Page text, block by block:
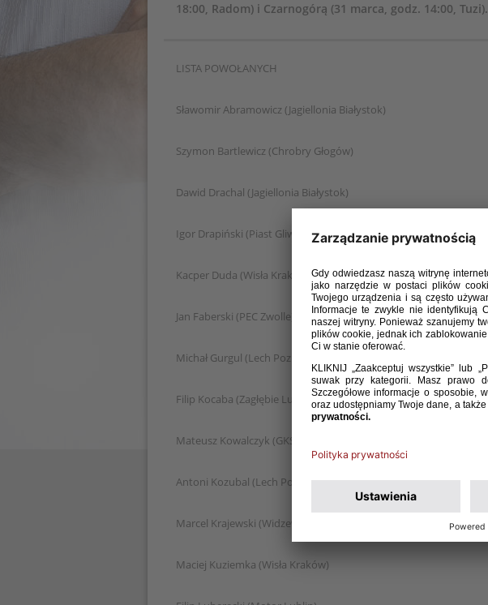
18:00, Radom) i Czarnogórą (31 marca, godz. 14:00, Tuzi).
LISTA POWOŁANYCH
Sławomir Abramowicz (Jagiellonia Białystok)
Szymon Bartlewicz (Chrobry Głogów)
Dawid Drachal (Jagiellonia Białystok)
Igor Drapiński (Piast Gliwice)
Kacper Duda (Wisła Kraków)
Jan Faberski (PEC Zwolle)
Michał Gurgul (Lech Poznań)
Filip Kocaba (Zagłębie Lubin)
Mateusz Kowalczyk (GKS Katowice)
Antoni Kozubal (Lech Poznań)
Marcel Krajewski (Widzew Łódź)
Maciej Kuziemka (Wisła Kraków)